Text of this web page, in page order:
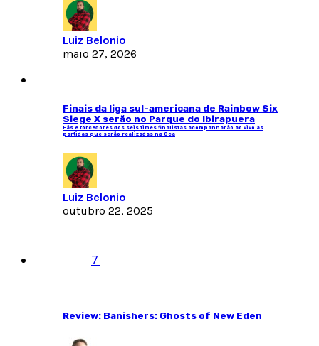
Luiz Belonio
maio 27, 2026
Finais da liga sul-americana de Rainbow Six
Siege X serão no Parque do Ibirapuera
Fãs e torcedores dos seis times finalistas acompanharão ao vivo as
partidas que serão realizadas na Oca
Luiz Belonio
outubro 22, 2025
7
Review: Banishers: Ghosts of New Eden